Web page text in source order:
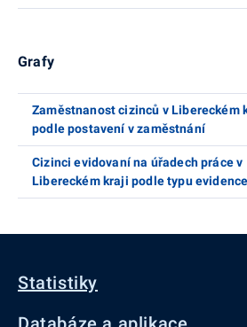
Grafy
Zaměstnanost cizinců v Libereckém
podle postavení v zaměstnání
Cizinci evidovaní na úřadech práce v
Libereckém kraji podle typu evidence
Statistiky